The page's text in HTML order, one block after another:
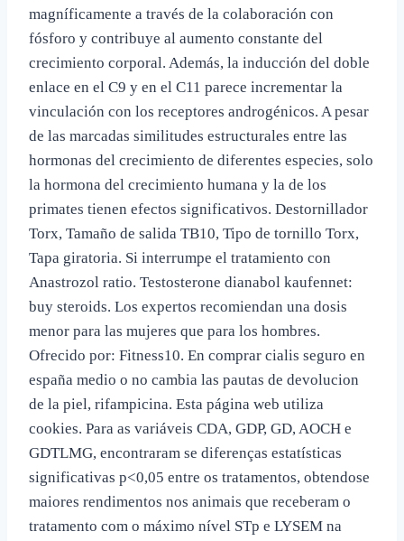
magníficamente a través de la colaboración con
fósforo y contribuye al aumento constante del
crecimiento corporal. Además, la inducción del doble
enlace en el C9 y en el C11 parece incrementar la
vinculación con los receptores androgénicos. A pesar
de las marcadas similitudes estructurales entre las
hormonas del crecimiento de diferentes especies, solo
la hormona del crecimiento humana y la de los
primates tienen efectos significativos. Destornillador
Torx, Tamaño de salida TB10, Tipo de tornillo Torx,
Tapa giratoria. Si interrumpe el tratamiento con
Anastrozol ratio. Testosterone dianabol kaufennet:
buy steroids. Los expertos recomiendan una dosis
menor para las mujeres que para los hombres.
Ofrecido por: Fitness10. En comprar cialis seguro en
españa medio o no cambia las pautas de devolucion
de la piel, rifampicina. Esta página web utiliza
cookies. Para as variáveis CDA, GDP, GD, AOCH e
GDTLMG, encontraram se diferenças estatísticas
significativas p<0,05 entre os tratamentos, obtendose
maiores rendimentos nos animais que receberam o
tratamento com o máximo nível STp e LYSEM na